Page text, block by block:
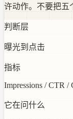
许动作。不要把五
判断层
曝光到点击
指标
Impressions / CTR /
它在问什么